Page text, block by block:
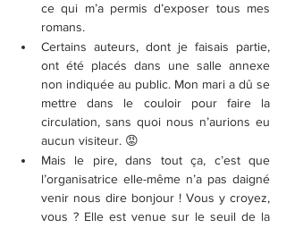
ce qui m’a permis d’exposer tous mes
romans.
Certains auteurs, dont je faisais partie,
ont été placés dans une salle annexe
non indiquée au public. Mon mari a dû se
mettre dans le couloir pour faire la
circulation, sans quoi nous n’aurions eu
aucun visiteur. 😡
Mais le pire, dans tout ça, c’est que
l’organisatrice elle-même n’a pas daigné
venir nous dire bonjour ! Vous y croyez,
vous ? Elle est venue sur le seuil de la